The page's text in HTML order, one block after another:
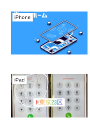
iPhone
iPad